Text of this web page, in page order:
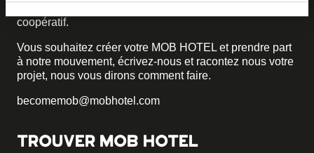
coopératif.
Vous souhaitez créer votre MOB HOTEL et prendre part
à notre mouvement, écrivez-nous et racontez nous votre
projet, nous vous dirons comment faire.
becomemob@mobhotel.com
TROUVER MOB HOTEL